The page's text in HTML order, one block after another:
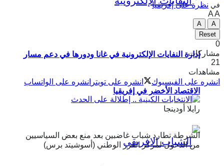
إدارة النفايات الإلكترونية في غانا ودورها في دعم مسار
الاقتصاد الأخضر في إفريقيا
في نظرة على إفريقيا
AA
A
A
Reset
0
مشاركات
21
مشاهدات
انشره على الفيسبوك
انشره على تويتر انشره على الواتساب
رايلا أودينجا
الشرطة تطارد شباب غاضبين بعد منع بعض السياسيين
من الدخول لمركز الفرز الوطني (أسوشيتد برس)